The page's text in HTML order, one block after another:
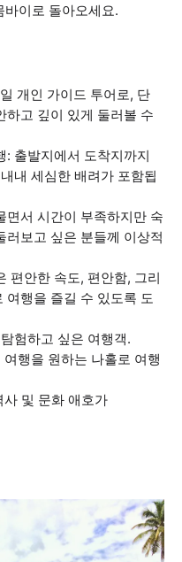
이로 돌아오세요.
개인 가이드 투어로, 단
하고 깊이 있게 둘러볼 수
: 출발지에서 도착지까지
내 세심한 배려가 포함됩
면서 시간이 부족하지만 숙
러보고 싶은 분들께 이상적
편안한 속도, 편안함, 그리
여행을 즐길 수 있도록 도
험하고 싶은 여행객.
행을 원하는 나홀로 여행
및 문화 애호가